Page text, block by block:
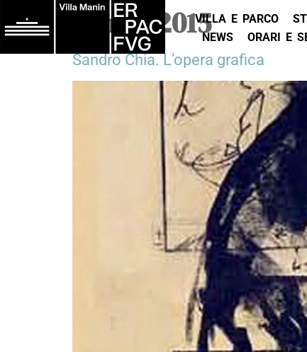
VILLA E PARCO
NEWS
ORARI E
Anno:2015
Sandro Chia. L’opera grafica